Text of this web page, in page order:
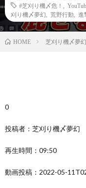
#芝刈り機〆危！
刈り機〆夢幻
荒野行動 進
HOME 芝刈り機〆夢幻
0
投稿者：芝刈り機〆夢幻
再生時間：09:50
動画投稿：2022-05-